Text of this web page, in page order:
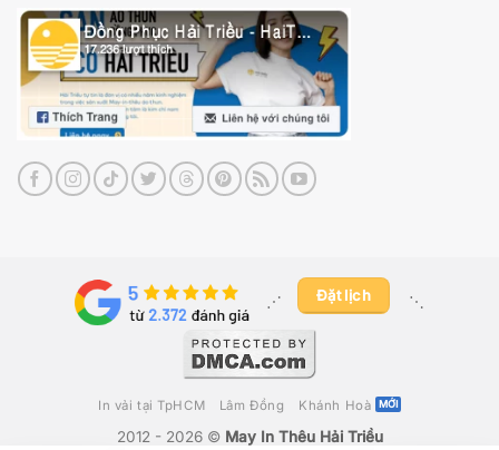
⋰ ​ Đặt lịch ⋱
In vải tại TpHCM Lâm Đồng Khánh Hoà
2012 - 2026 © May In Thêu Hải Triều